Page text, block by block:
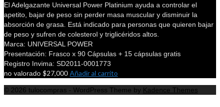
El Adelgazante Universal Power Platinium ayuda a controlar el
apetito, bajar de peso sin perder masa muscular y disminuir la
absorción de grasa. Está indicado para personas que quieren bajar
de peso y sufren de colesterol y triglicéridos altos.
Marca: UNIVERSAL POWER
Presentación: Frasco x 90 Cápsulas + 15 cápsulas gratis
Registro Invima: SD2011-0001773
no valorado $27,000 Añadir al carrito
© 2026 tulocompras - WordPress Theme by Kadence Themes